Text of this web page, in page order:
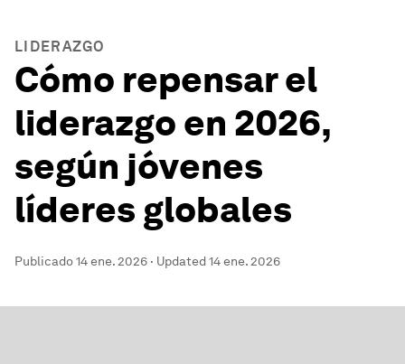
LIDERAZGO
Cómo repensar el
liderazgo en 2026,
según jóvenes
líderes globales
Publicado14 ene. 2026 · Updated14 ene. 2026